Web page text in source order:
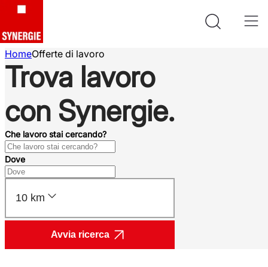
HomeOfferte di lavoro
Trova lavoro
con Synergie.
Che lavoro stai cercando?
Dove
10 km
Avvia ricerca